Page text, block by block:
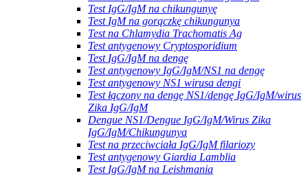
Test IgG/IgM na chikungunyę
Test IgM na gorączkę chikungunya
Test na Chlamydia Trachomatis Ag
Test antygenowy Cryptosporidium
Test IgG/IgM na dengę
Test antygenowy IgG/IgM/NS1 na dengę
Test antygenowy NS1 wirusa dengi
Test łączony na dengę NS1/dengę IgG/IgM/wirus
Zika IgG/IgM
Dengue NS1/Dengue IgG/IgM/Wirus Zika
IgG/IgM/Chikungunya
Test na przeciwciała IgG/IgM filariozy
Test antygenowy Giardia Lamblia
Test IgG/IgM na Leishmania